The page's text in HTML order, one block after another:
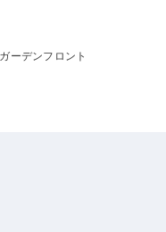
ーデンフロント